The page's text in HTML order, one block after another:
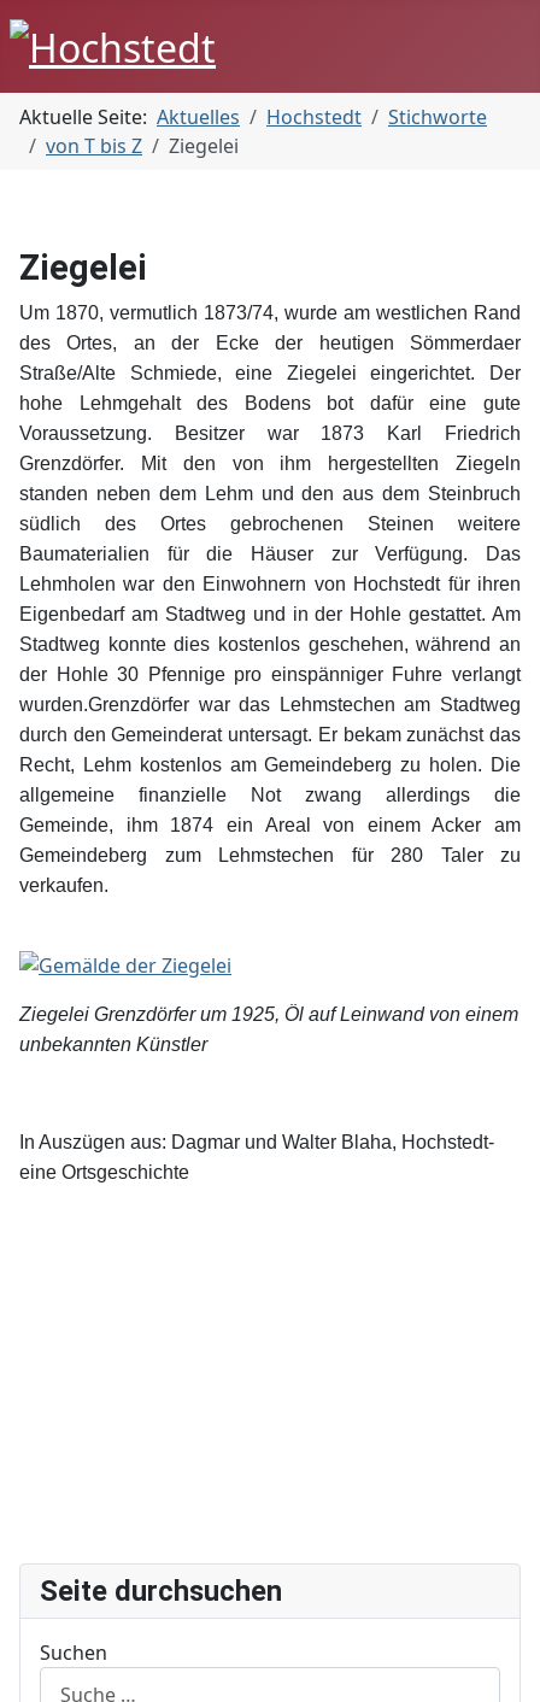
Aktuelle Seite: Aktuelles Hochstedt
Stichworte
von T bis Z
Ziegelei
Ziegelei
Um 1870, vermutlich 1873/74, wurde am westlichen Rand
des Ortes, an der Ecke der heutigen Sömmerdaer
Straße/Alte Schmiede, eine Ziegelei eingerichtet. Der
hohe Lehmgehalt des Bodens bot dafür eine gute
Voraussetzung. Besitzer war 1873 Karl Friedrich
Grenzdörfer. Mit den von ihm hergestellten Ziegeln
standen neben dem Lehm und den aus dem Steinbruch
südlich des Ortes gebrochenen Steinen weitere
Baumaterialien für die Häuser zur Verfügung. Das
Lehmholen war den Einwohnern von Hochstedt für ihren
Eigenbedarf am Stadtweg und in der Hohle gestattet. Am
Stadtweg konnte dies kostenlos geschehen, während an
der Hohle 30 Pfennige pro einspänniger Fuhre verlangt
wurden.Grenzdörfer war das Lehmstechen am Stadtweg
durch den Gemeinderat untersagt. Er bekam zunächst das
Recht, Lehm kostenlos am Gemeindeberg zu holen. Die
allgemeine finanzielle Not zwang allerdings die
Gemeinde, ihm 1874 ein Areal von einem Acker am
Gemeindeberg zum Lehmstechen für 280 Taler zu
verkaufen.
Ziegelei Grenzdörfer um 1925, Öl auf Leinwand von einem
unbekannten Künstler
In Auszügen aus: Dagmar und Walter Blaha, Hochstedt-
eine Ortsgeschichte
Seite durchsuchen
Suchen